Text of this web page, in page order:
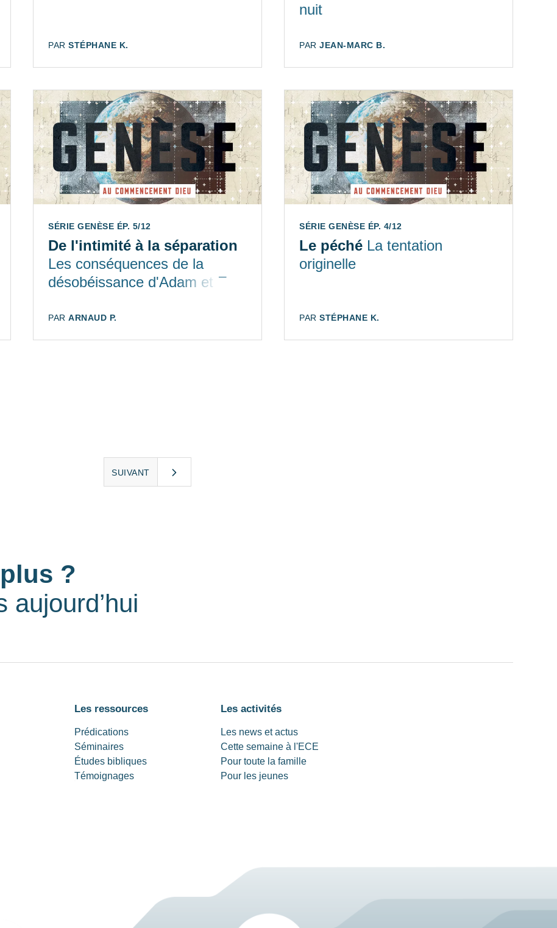
AUTEUR:
PAR STÉPHANE K.
nuit
AUTEUR:
PAR JEAN-MARC B.
SÉRIE GENÈSE ÉP. 5/12
De l'intimité à la séparation
Les conséquences de la
désobéissance d'Adam et Eve
AUTEUR:
PAR ARNAUD P.
SÉRIE GENÈSE ÉP. 4/12
Le péché La tentation
originelle
AUTEUR:
PAR STÉPHANE K.
SUIVANT
?
aujourd’hui
Les ressources
Prédications
Séminaires
Études bibliques
Témoignages
Les activités
Les news et actus
Cette semaine à l'ECE
Pour toute la famille
Pour les jeunes